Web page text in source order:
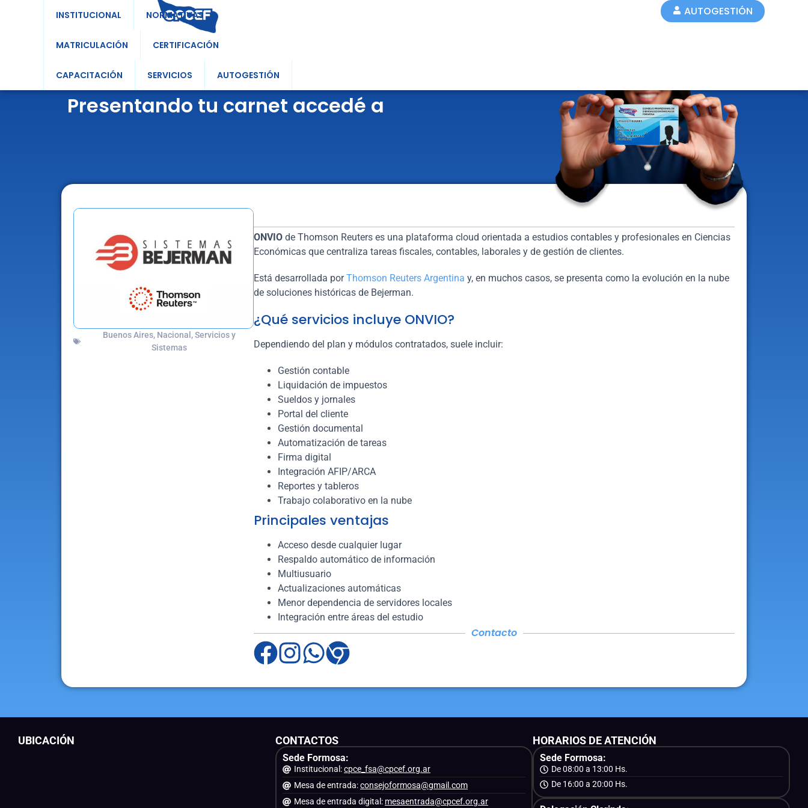
INSTITUCIONAL NORMATIVAS
MATRICULACIÓN CERTIFICACIÓN
CAPACITACIÓN SERVICIOS AUTOGESTIÓN
AUTOGESTIÓN
Presentando tu carnet accedé a
Buenos Aires, Nacional ,Servicios y
Sistemas
ONVIO de Thomson Reuters es una plataforma cloud orientada a estudios contables y profesionales en Ciencias
Económicas que centraliza tareas fiscales, contables, laborales y de gestión de clientes.
Está desarrollada porThomson Reuters Argentina y, en muchos casos, se presenta como la evolución en la nube
de soluciones históricas de Bejerman.
¿Qué servicios incluye ONVIO?
Dependiendo del plan y módulos contratados, suele incluir:
Gestión contable
Liquidación de impuestos
Sueldos y jornales
Portal del cliente
Gestión documental
Automatización de tareas
Firma digital
Integración AFIP/ARCA
Reportes y tableros
Trabajo colaborativo en la nube
Principales ventajas
Acceso desde cualquier lugar
Respaldo automático de información
Multiusuario
Actualizaciones automáticas
Menor dependencia de servidores locales
Integración entre áreas del estudio
Contacto
UBICACIÓN CONTACTOS
Sede Formosa:
Institucional:cpce_fsa@cpcef.org.ar
Mesa de entrada:consejoformosa@gmail.com
Mesa de entrada digital: mesaentrada@cpcef.org.ar
HORARIOS DE ATENCIÓN
Sede Formosa:
De 08:00 a 13:00 Hs.
De 16:00 a 20:00 Hs.